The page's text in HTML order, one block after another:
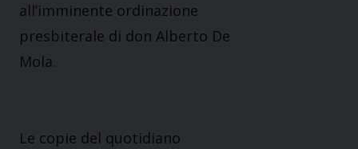
all’imminente ordinazione
presbiterale di don Alberto De
Mola.
Le copie del quotidiano